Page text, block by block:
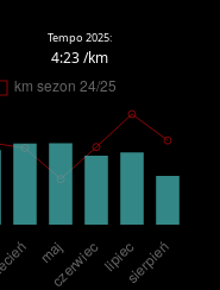
Tempo 2025:
4:23 /km